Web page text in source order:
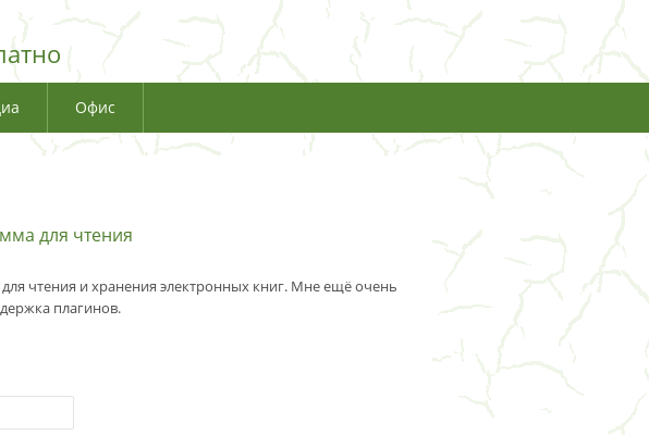
Офис
для чтения
чтения и хранения электронных книг. Мне ещё очень
плагинов.